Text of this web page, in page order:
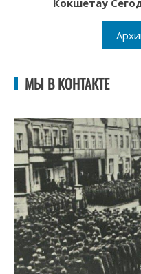
Кокшетау
МЫ В КОНТАКТЕ